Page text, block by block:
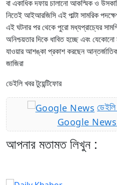
বা একাধিক দফায় চালানো আকস্মিক ও
নিতেই আইআরজিসি এই পাল্টা সামরিক
এই ঘটনার পর থেকে পুরো মধ্যপ্রাচ্যের
অনিশ্চয়তার দিকে ধাবিত হচ্ছে এবং যেকোনো
যাওয়ার আশঙ্কা প্রকাশ করছেন
জাজিরা
ডেইলি খবর টুয়েন্টিফোর
Google News
আপনার মতামত লিখুন :